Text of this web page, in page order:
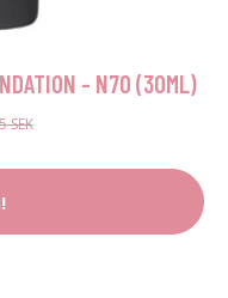
- N70 (30ML)
SEK